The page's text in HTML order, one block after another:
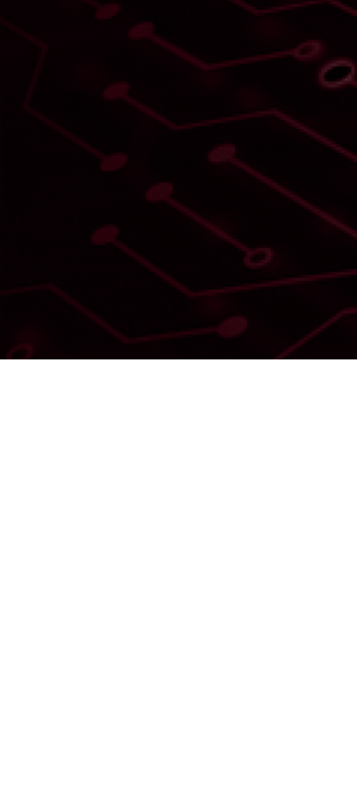
Umelá
službách
kybernetického
zločinu sa vás
nepýta, či máte
urobenú
dokumentáciu.